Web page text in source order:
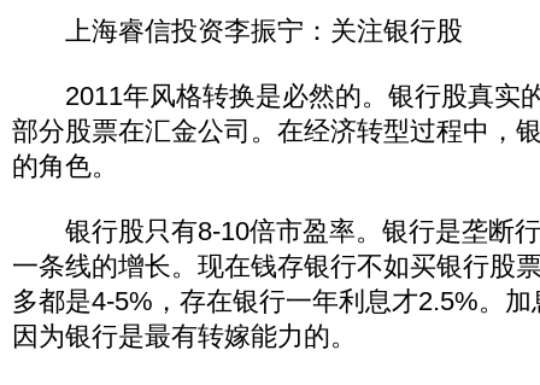
上海睿信投资李振宁：关注银行股
2011年风格转换是必然的。银行股真实
部分股票在汇金公司。在经济转型过程中，
的角色。
银行股只有8-10倍市盈率。银行是垄断
一条线的增长。现在钱存银行不如买银行股
多都是4-5%，存在银行一年利息才2.5%。
因为银行是最有转嫁能力的。